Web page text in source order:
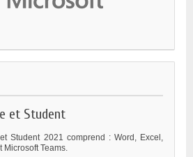
et Student
Student 2021 comprend : Word, Excel,
Teams.